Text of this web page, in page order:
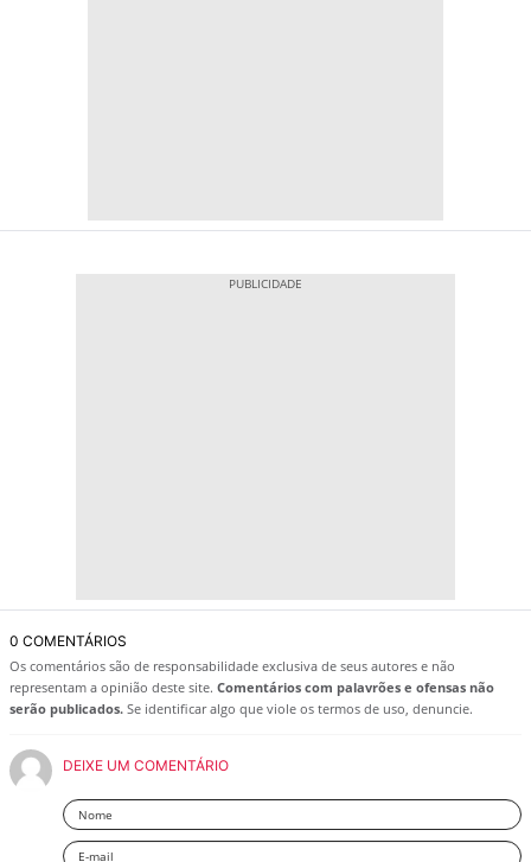
0 COMENTÁRIOS
Os comentários são de responsabilidade exclusiva de seus autores e não
representam a opinião deste site. Comentários com palavrões e ofensas não
serão publicados. Se identificar algo que viole os termos de uso, denuncie.
DEIXE UM COMENTÁRIO
Nome
Email